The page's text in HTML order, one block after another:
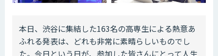
本日、渋谷に集結した163名の高専生による熱意あ
ふれる発表は、どれも非常に素晴らしいものでし